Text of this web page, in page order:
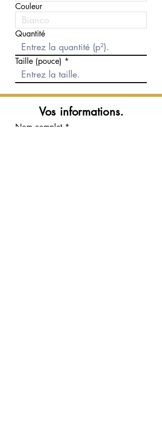
Couleur
Quantité
Taille (pouce)
Vos informations.
Nom complet